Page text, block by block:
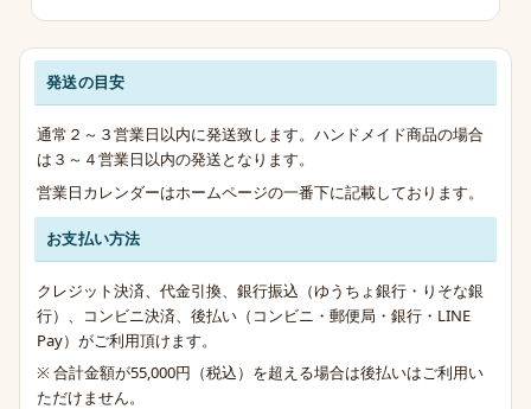
発送・お支払い・送料のご案内
発送の目安
通常２～３営業日以内に発送致します。ハンドメイド商品の場合
は３～４営業日以内の発送となります。
営業日カレンダーはホームページの一番下に記載しております。
お支払い方法
クレジット決済、代金引換、銀行振込（ゆうちょ銀行・りそな銀
行）、コンビニ決済、後払い（コンビニ・郵便局・銀行・LINE
Pay）がご利用頂けます。
※ 合計金額が55,000円（税込）を超える場合は後払いはご利用い
ただけません。